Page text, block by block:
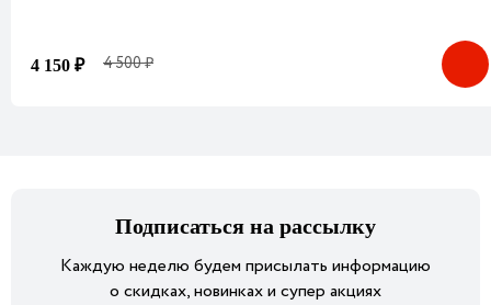
4 150 ₽ 4 500 ₽
Подписаться на рассылку
Каждую неделю будем присылать информацию
о скидках, новинках и супер акциях